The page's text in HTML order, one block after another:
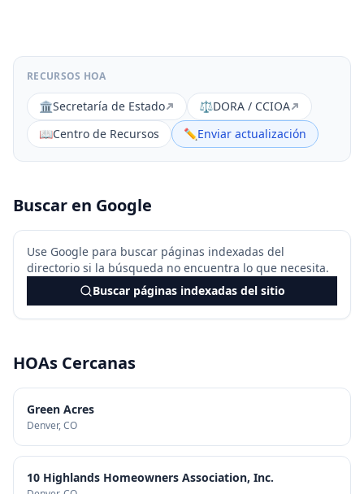
RECURSOS HOA
🏛️Secretaría de Estado ⚖️DORA / CCIOA
📖Centro de Recursos ✏️Enviar actualización
Buscar en Google
Use Google para buscar páginas indexadas del
directorio si la búsqueda no encuentra lo que necesita.
Buscar páginas indexadas del sitio
HOAs Cercanas
Green Acres
Denver, CO
10 Highlands Homeowners Association, Inc.